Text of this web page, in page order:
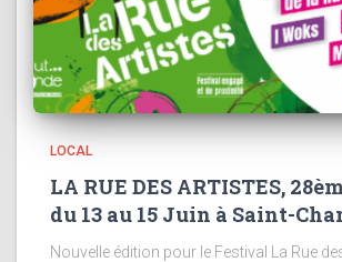
LOCAL
LA RUE DES ARTISTES,
du 13 au 15 Juin à Saint-
Nouvelle édition pour le Festival La Rue